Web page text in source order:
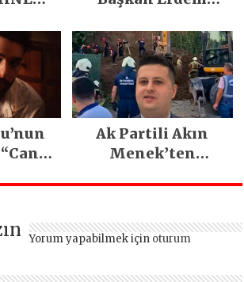
Emeğiyle Son
Yılların En Büyük
Festivali
Gerçekleşti
Ak Partili Akın
Menek’ten
heyelan sonrası
Yorum yapabilmek için oturum